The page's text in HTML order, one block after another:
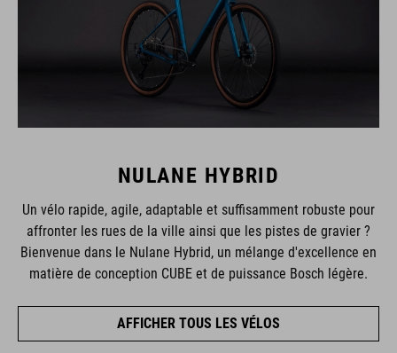
NULANE HYBRID
Un vélo rapide, agile, adaptable et suffisamment robuste pour
affronter les rues de la ville ainsi que les pistes de gravier ?
Bienvenue dans le Nulane Hybrid, un mélange d'excellence en
matière de conception CUBE et de puissance Bosch légère.
AFFICHER TOUS LES VÉLOS